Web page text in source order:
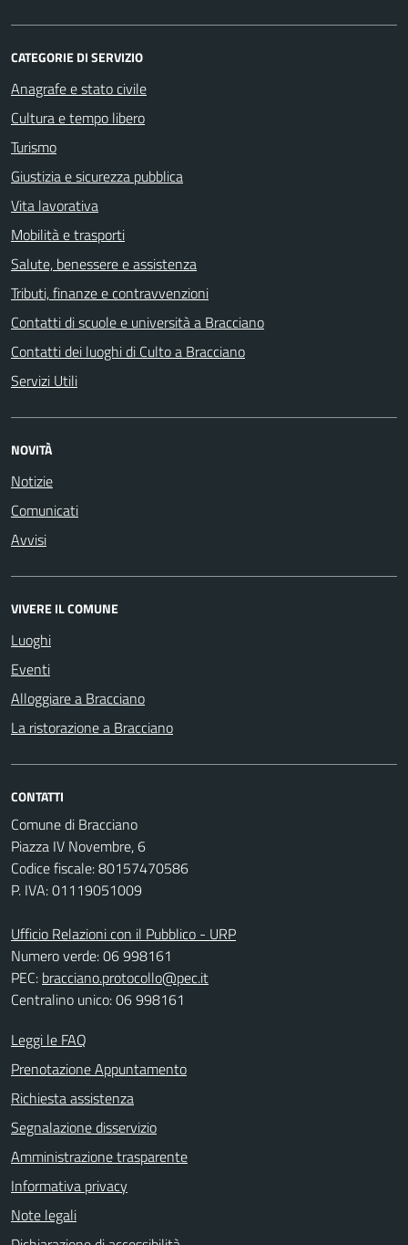
CATEGORIE DI SERVIZIO
Anagrafe e stato civile
Cultura e tempo libero
Turismo
Giustizia e sicurezza pubblica
Vita lavorativa
Mobilità e trasporti
Salute, benessere e assistenza
Tributi, finanze e contravvenzioni
Contatti di scuole e università a Bracciano
Contatti dei luoghi di Culto a Bracciano
Servizi Utili
NOVITÀ
Notizie
Comunicati
Avvisi
VIVERE IL COMUNE
Luoghi
Eventi
Alloggiare a Bracciano
La ristorazione a Bracciano
CONTATTI
Comune di Bracciano
Piazza IV Novembre, 6
Codice fiscale: 80157470586
P. IVA: 01119051009
Ufficio Relazioni con il Pubblico - URP
Numero verde: 06 998161
PEC: bracciano.protocollo@pec.it
Centralino unico: 06 998161
Leggi le FAQ
Prenotazione Appuntamento
Richiesta assistenza
Segnalazione disservizio
Amministrazione trasparente
Informativa privacy
Note legali